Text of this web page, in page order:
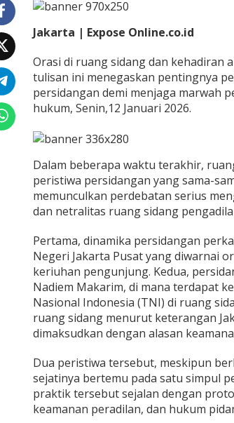
g
B
t
a
s
K
e
e
a
s
n
,
e
t
r
t
i
b
a
n
i
n
g
a
Jakarta | Expose Online.co.id
Orasi di ruang sidang dan kehadiran
tulisan ini menegaskan pentingnya
persidangan demi menjaga marwah
hukum, Senin,12 Januari 2026.
Dalam beberapa waktu terakhir,
peristiwa persidangan yang sama-
memunculkan perdebatan serius
dan netralitas ruang sidang
Pertama, dinamika persidangan
Negeri Jakarta Pusat yang diwarnai
keriuhan pengunjung. Kedua,
Nadiem Makarim, di mana terdapat
Nasional Indonesia (TNI) di ruang
ruang sidang menurut keterangan
dimaksudkan dengan alasan
Dua peristiwa tersebut, meskipun
sejatinya bertemu pada satu simpul
praktik tersebut sejalan dengan
keamanan peradilan, dan hukum